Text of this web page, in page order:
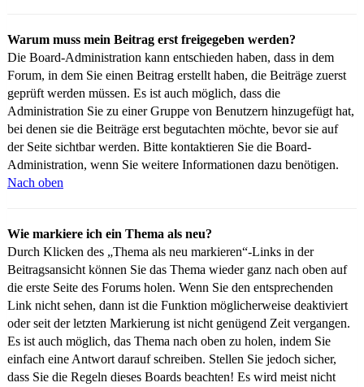
Warum muss mein Beitrag erst freigegeben werden?
Die Board-Administration kann entschieden haben, dass in dem
Forum, in dem Sie einen Beitrag erstellt haben, die Beiträge zuerst
geprüft werden müssen. Es ist auch möglich, dass die
Administration Sie zu einer Gruppe von Benutzern hinzugefügt hat,
bei denen sie die Beiträge erst begutachten möchte, bevor sie auf
der Seite sichtbar werden. Bitte kontaktieren Sie die Board-
Administration, wenn Sie weitere Informationen dazu benötigen.
Nach oben
Wie markiere ich ein Thema als neu?
Durch Klicken des „Thema als neu markieren“-Links in der
Beitragsansicht können Sie das Thema wieder ganz nach oben auf
die erste Seite des Forums holen. Wenn Sie den entsprechenden
Link nicht sehen, dann ist die Funktion möglicherweise deaktiviert
oder seit der letzten Markierung ist nicht genügend Zeit vergangen.
Es ist auch möglich, das Thema nach oben zu holen, indem Sie
einfach eine Antwort darauf schreiben. Stellen Sie jedoch sicher,
dass Sie die Regeln dieses Boards beachten! Es wird meist nicht